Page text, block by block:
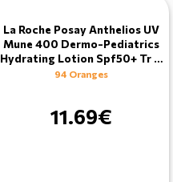
La Roche Posay Anthelios UV
Mune 400 Dermo-Pediatrics
Hydrating Lotion Spf50+ Tr …
94 Oranges
11.69€